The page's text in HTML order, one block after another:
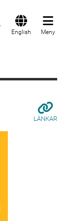
English Meny
LÄNKAR